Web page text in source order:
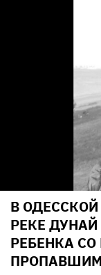
В
РЕКЕ
РЕБЕНКА
ПРОПАВШИМ